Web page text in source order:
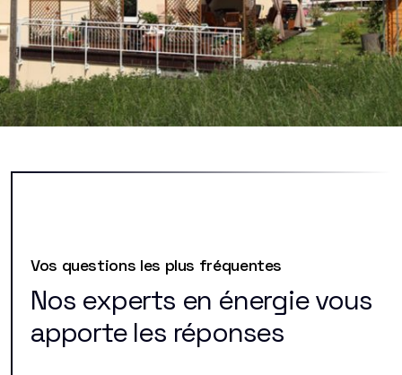
Vos questions les plus fréquentes
Nos experts en énergie vous
apporte les réponses